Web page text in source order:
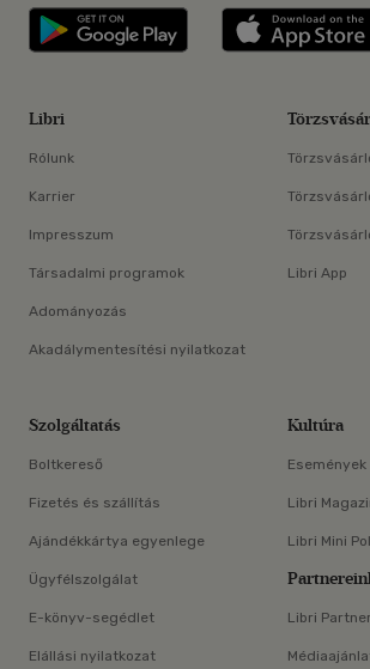
Libri applikáció
Libri
Rólunk
Karrier
Impresszum
Társadalmi programok
Adományozás
Akadálymentesítési nyilatkozat
Libri App
Szolgáltatás
Boltkereső
Fizetés és szállítás
Ajándékkártya egyenlege
Ügyfélszolgálat
E-könyv-segédlet
Elállási nyilatkozat
Kultúra
Események
Libri
Libri Mini
Libri